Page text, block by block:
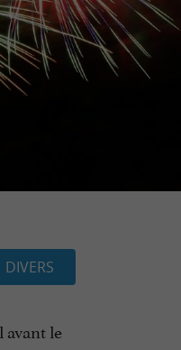
DIVERS
avant le